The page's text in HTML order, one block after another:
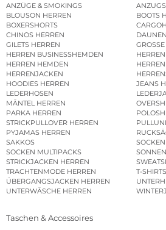
ANZÜGE & SMOKINGS
BLOUSON HERREN
BOOTS
BOXERSHORTS
CHINOS HERREN
GILETS HERREN
HERREN BUSINESSHEMDEN
HERREN HEMDEN
HERRENJACKEN
HOODIES HERREN
JEANS
LEDERHOSEN
MÄNTEL HERREN
PARKA HERREN
STRICKPULLOVER HERREN
PYJAMAS HERREN
SAKKOS
SOCKEN MULTIPACKS
STRICKJACKEN HERREN
TRACHTENMODE HERREN
T-
ÜBERGANGSJACKEN HERREN
UNTERWÄSCHE HERREN
Taschen & Accessoires